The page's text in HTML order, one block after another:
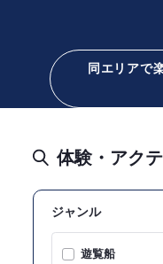
同エリアで
体験・アク
ジャンル
遊覧船